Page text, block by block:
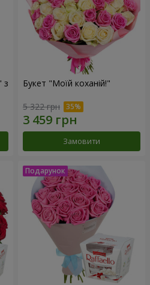
з Букет "Моїй коханій!"
5 322 грн
Замовити